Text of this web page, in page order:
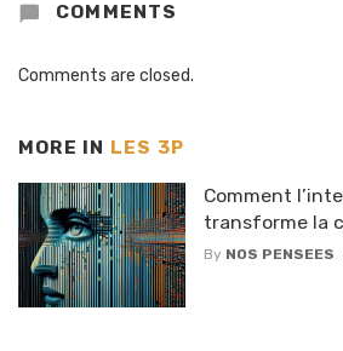
COMMENTS
Comments are closed.
MORE IN LES 3P
Comment
transforme la
By NOS PENSEES